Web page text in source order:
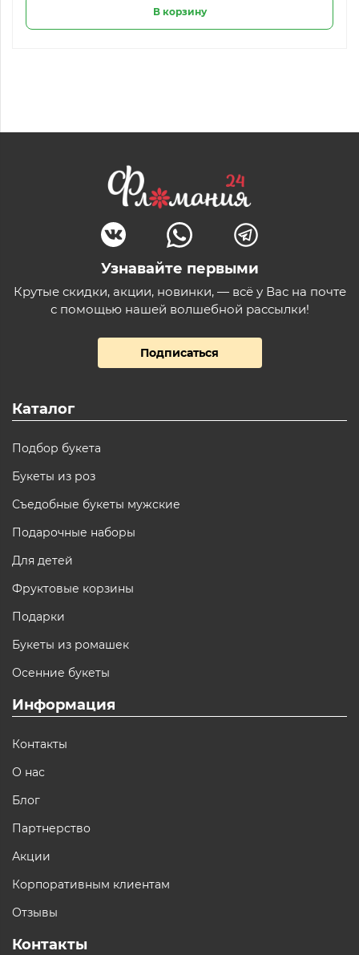
В корзину
Узнавайте первыми
Крутые скидки, акции, новинки, — всё у Вас на почте
с помощью нашей волшебной рассылки!
Подписаться
Каталог
Подбор букета
Букеты из роз
Съедобные букеты мужские
Подарочные наборы
Для детей
Фруктовые корзины
Подарки
Букеты из ромашек
Осенние букеты
Информация
Контакты
О нас
Блог
Партнерство
Акции
Корпоративным клиентам
Отзывы
Контакты